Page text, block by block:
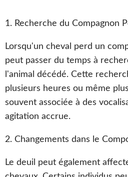
1. Recherche du Compagnon
Lorsqu'un cheval perd un
peut passer du temps à
l'animal décédé. Cette
plusieurs heures ou même
souvent associée à des
agitation accrue.
2. Changements dans le
Le deuil peut également